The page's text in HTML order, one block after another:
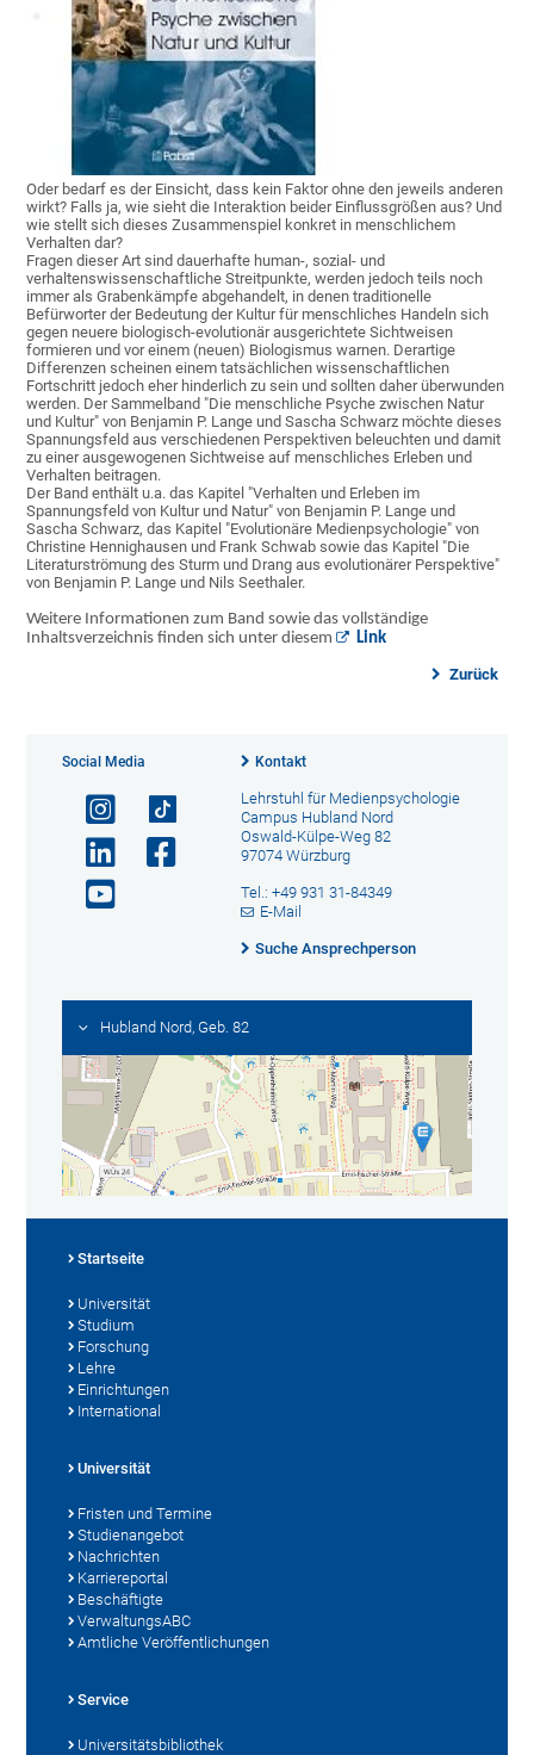
Oder bedarf es der Einsicht, dass kein Faktor ohne den jeweils anderen
wirkt? Falls ja, wie sieht die Interaktion beider Einflussgrößen aus? Und
wie stellt sich dieses Zusammenspiel konkret in menschlichem
Verhalten dar?
Fragen dieser Art sind dauerhafte human-, sozial- und
verhaltenswissenschaftliche Streitpunkte, werden jedoch teils noch
immer als Grabenkämpfe abgehandelt, in denen traditionelle
Befürworter der Bedeutung der Kultur für menschliches Handeln sich
gegen neuere biologisch-evolutionär ausgerichtete Sichtweisen
formieren und vor einem (neuen) Biologismus warnen. Derartige
Differenzen scheinen einem tatsächlichen wissenschaftlichen
Fortschritt jedoch eher hinderlich zu sein und sollten daher überwunden
werden. Der Sammelband "Die menschliche Psyche zwischen Natur
und Kultur" von Benjamin P. Lange und Sascha Schwarz möchte dieses
Spannungsfeld aus verschiedenen Perspektiven beleuchten und damit
zu einer ausgewogenen Sichtweise auf menschliches Erleben und
Verhalten beitragen.
Der Band enthält u.a. das Kapitel "Verhalten und Erleben im
Spannungsfeld von Kultur und Natur" von Benjamin P. Lange und
Sascha Schwarz, das Kapitel "Evolutionäre Medienpsychologie" von
Christine Hennighausen und Frank Schwab sowie das Kapitel "Die
Literaturströmung des Sturm und Drang aus evolutionärer Perspektive"
von Benjamin P. Lange und Nils Seethaler.
Weitere Informationen zum Band sowie das vollständige
Inhaltsverzeichnis finden sich unter diesem
Link
Zurück
Social Media Kontakt
Lehrstuhl für Medienpsychologie
Campus Hubland Nord
Oswald-Külpe-Weg 82
97074 Würzburg
Tel.: +49 931 31-84349
E-Mail
Suche Ansprechperson
Hubland Nord, Geb. 82
Startseite
Universität
Studium
Forschung
Lehre
Einrichtungen
International
Universität
Fristen und Termine
Studienangebot
Nachrichten
Karriereportal
Beschäftigte
VerwaltungsABC
Amtliche Veröffentlichungen
Service
Universitätsbibliothek